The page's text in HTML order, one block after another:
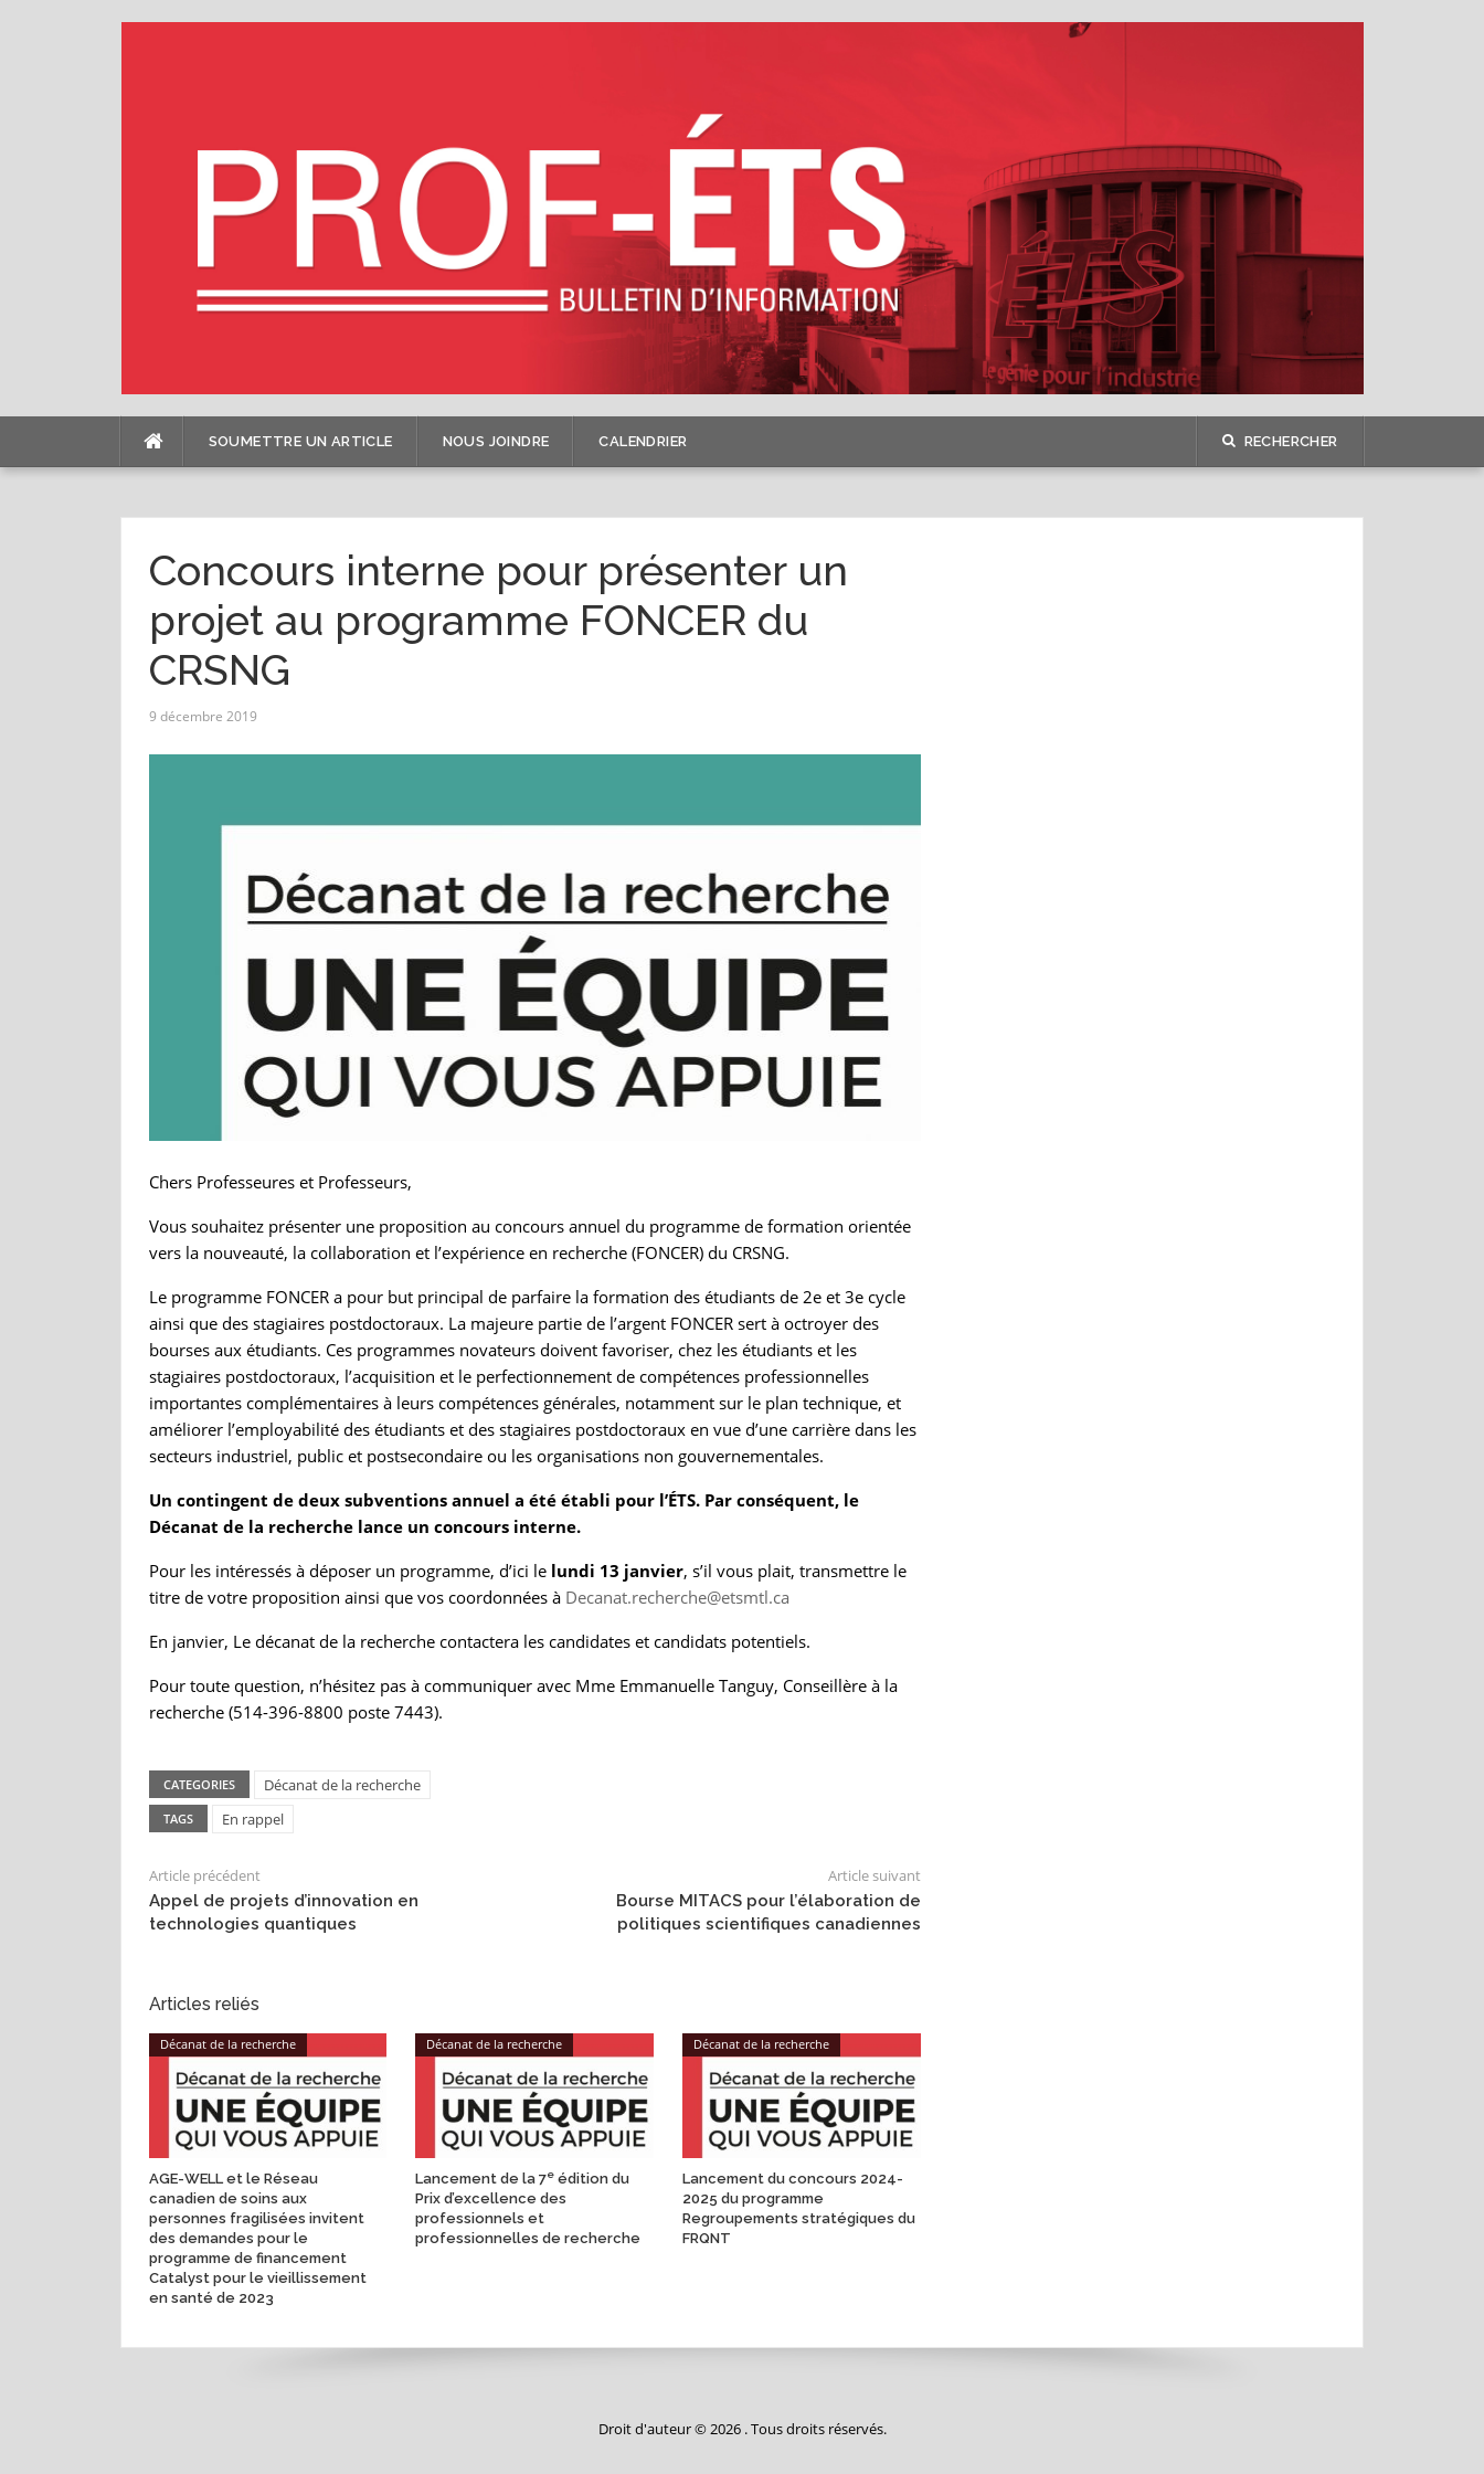
SOUMETTRE UN ARTICLE NOUS JOINDRE CALENDRIER RECHERCHER
Concours interne pour présenter un
projet au programme FONCER du
CRSNG
9 décembre 2019
Chers Professeures et Professeurs,
Vous souhaitez présenter une proposition au concours annuel du programme de formation orientée
vers la nouveauté, la collaboration et l’expérience en recherche (FONCER) du CRSNG.
Le programme FONCER a pour but principal de parfaire la formation des étudiants de 2e et 3e cycle
ainsi que des stagiaires postdoctoraux. La majeure partie de l’argent FONCER sert à octroyer des
bourses aux étudiants. Ces programmes novateurs doivent favoriser, chez les étudiants et les
stagiaires postdoctoraux, l’acquisition et le perfectionnement de compétences professionnelles
importantes complémentaires à leurs compétences générales, notamment sur le plan technique, et
améliorer l’employabilité des étudiants et des stagiaires postdoctoraux en vue d’une carrière dans les
secteurs industriel, public et postsecondaire ou les organisations non gouvernementales.
Un contingent de deux subventions annuel a été établi pour l’ÉTS. Par conséquent, le
Décanat de la recherche lance un concours interne.
Pour les intéressés à déposer un programme, d’ici lelundi 13 janvier, s’il vous plait, transmettre le
titre de votre proposition ainsi que vos coordonnées à Decanat.recherche@etsmtl.ca
En janvier, Le décanat de la recherche contactera les candidates et candidats potentiels.
Pour toute question, n’hésitez pas à communiquer avec Mme Emmanuelle Tanguy, Conseillère à la
recherche (514-396-8800 poste 7443).
CATEGORIES Décanat de la recherche
TAGS En rappel
Article précédent
Appel de projets d’innovation en
technologies quantiques
Article suivant
Bourse MITACS pour l’élaboration de
politiques scientifiques canadiennes
Articles reliés
Décanat de la recherche
AGE-WELL et le Réseau
canadien de soins aux
personnes fragilisées invitent
des demandes pour le
programme de financement
Catalyst pour le vieillissement
en santé de 2023
Décanat de la recherche
Lancement de la 7e édition du
Prix d’excellence des
professionnels et
professionnelles de recherche
Décanat de la recherche
Lancement du concours 2024-
2025 du programme
Regroupements stratégiques du
FRQNT
Droit d'auteur © 2026 . Tous droits réservés.